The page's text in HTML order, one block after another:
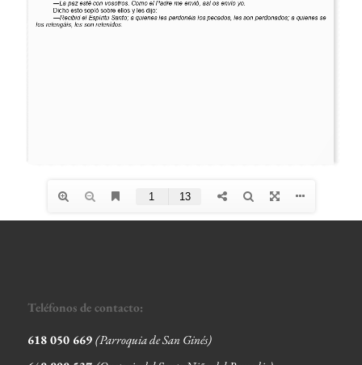
Teléfonos de contacto:
618 050 669(Parroquia de San Ginés)